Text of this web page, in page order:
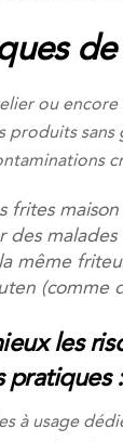
ou
produits
frites
des
même
(comme
les
pratiques :
à usage